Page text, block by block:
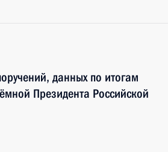
данных по итогам
Президента Российской